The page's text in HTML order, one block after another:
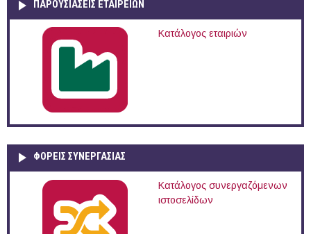
ΠΑΡΟΥΣΙΆΣΕΙΣ ΕΤΑΙΡΕΙΏΝ
Κατάλογος εταιριών
ΦΟΡΕΙΣ ΣΥΝΕΡΓΑΣΙΑΣ
Κατάλογος συνεργαζόμενων
ιστοσελίδων